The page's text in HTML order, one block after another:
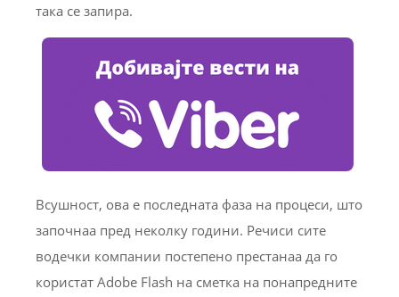
така се запира.
Всушност, ова е последната фаза на процеси, што
започнаа пред неколку години. Речиси сите
водечки компании постепено престанаа да го
користат Adobe Flash на сметка на понапредните